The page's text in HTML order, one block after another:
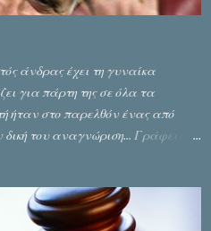
άνδρας έχει τη γυναίκα
για πάρτη της σε όλα τα
ήταν στο παρελθόν ένας από
δική του αναγνώριση... Γράφει ο